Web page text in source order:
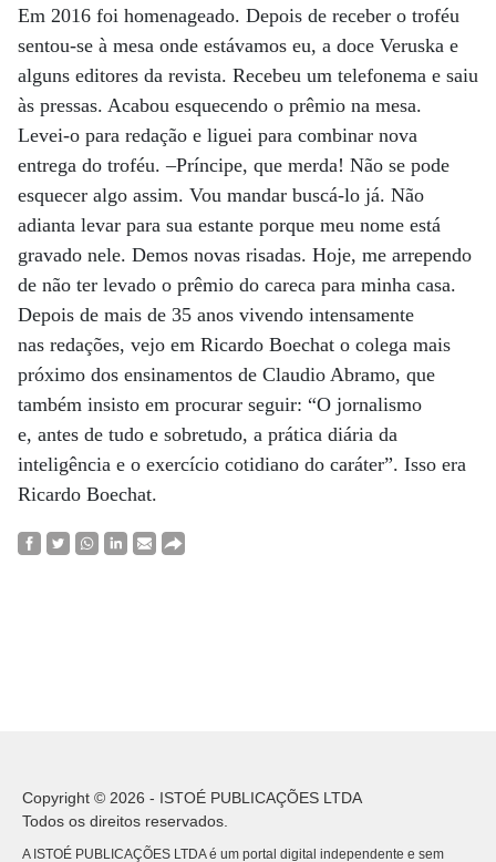
Em 2016 foi homenageado. Depois de receber o troféu
sentou-se à mesa onde estávamos eu, a doce Veruska e
alguns editores da revista. Recebeu um telefonema e saiu
às pressas. Acabou esquecendo o prêmio na mesa.
Levei-o para redação e liguei para combinar nova
entrega do troféu.–Príncipe, que merda! Não se pode
esquecer algo assim. Vou mandar buscá-lo já. Não
adianta levar para sua estante porque meu nome está
gravado nele. Demos novas risadas. Hoje, me arrependo
de não ter levado o prêmio do careca para minha casa.
Depois de mais de 35 anos vivendo intensamente
nas redações, vejo em Ricardo Boechat o colega mais
próximo dos ensinamentos de Claudio Abramo, que
também insisto em procurar seguir: “O jornalismo
e, antes de tudo e sobretudo, a prática diária da
inteligência e o exercício cotidiano do caráter”. Isso era
Ricardo Boechat.
Copyright © 2026 - ISTOÉ PUBLICAÇÕES LTDA
Todos os direitos reservados.
A ISTOÉ PUBLICAÇÕES LTDA é um portal digital independente e sem